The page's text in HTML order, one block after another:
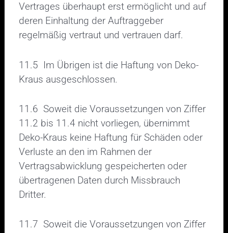
Vertrages überhaupt erst ermöglicht und auf
deren Einhaltung der Auftraggeber
regelmäßig vertraut und vertrauen darf.
11.5 Im Übrigen ist die Haftung von Deko-
Kraus ausgeschlossen.
11.6 Soweit die Voraussetzungen von Ziffer
11.2 bis 11.4 nicht vorliegen, übernimmt
Deko-Kraus keine Haftung für Schäden oder
Verluste an den im Rahmen der
Vertragsabwicklung gespeicherten oder
übertragenen Daten durch Missbrauch
Dritter.
11.7 Soweit die Voraussetzungen von Ziffer